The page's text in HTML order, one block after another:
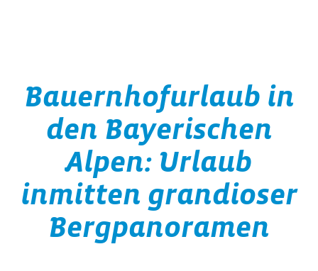
Bauernhofurlaub in
den Bayerischen
Alpen: Urlaub
inmitten grandioser
Bergpanoramen